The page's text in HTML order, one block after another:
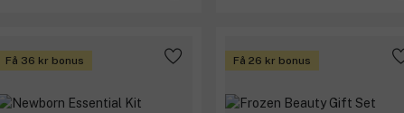
Få 36 kr bonus Få 26 kr bonus